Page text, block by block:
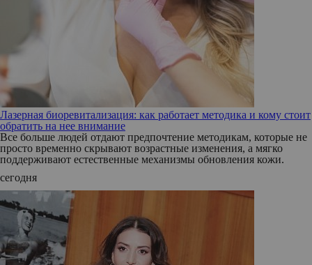
Лазерная биоревитализация: как работает методика и кому стоит
обратить на нее внимание
Все больше людей отдают предпочтение методикам, которые не
просто временно скрывают возрастные изменения, а мягко
поддерживают естественные механизмы обновления кожи.
сегодня